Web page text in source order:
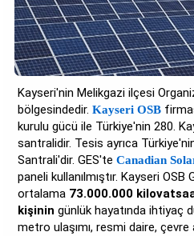
Kayseri'nin Melikgazi ilçesi
bölgesindedir.Kayseri OSB
kurulu gücü ile Türkiye'nin 280.
santralidir. Tesis ayrıca
Santrali'dir. GES'teCanadian
paneli kullanılmıştır. Kayseri
ortalama 73.000.000
kişinin günlük hayatında ihtiyaç
metro ulaşımı, resmi daire, çevre